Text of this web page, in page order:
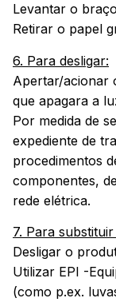
Levantar o
Retirar o papel
6. Para desligar:
Apertar/acionar
que apagara a
Por medida de
expediente de
procedimentos
componentes,
rede elétrica.
7. Para
Desligar o
Utilizar EPI -
(como p.ex.